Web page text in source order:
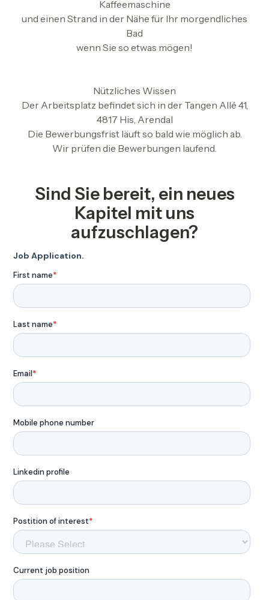
Kaffeemaschine
und einen Strand in der Nähe für Ihr morgendliches
Bad
wenn Sie so etwas mögen!
Nützliches Wissen
Der Arbeitsplatz befindet sich in der Tangen Allé 41,
4817 His, Arendal
Die Bewerbungsfrist läuft so bald wie möglich ab.
Wir prüfen die Bewerbungen laufend.
Sind Sie bereit, ein neues
Kapitel mit uns
aufzuschlagen?